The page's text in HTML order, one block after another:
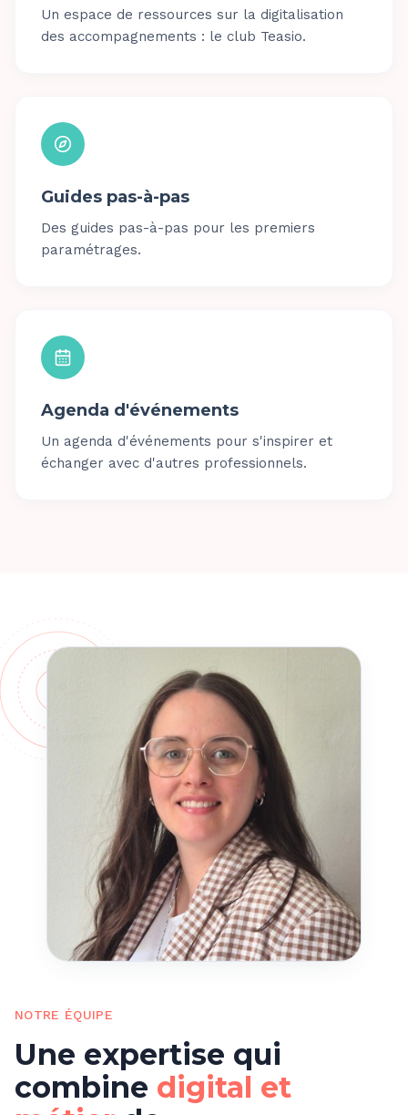
Un espace de ressources sur la digitalisation
des accompagnements : le club Teasio.
Guides pas-à-pas
Des guides pas-à-pas pour les premiers
paramétrages.
Agenda d'événements
Un agenda d'événements pour s'inspirer et
échanger avec d'autres professionnels.
NOTRE ÉQUIPE
Une expertise qui
combine digital et